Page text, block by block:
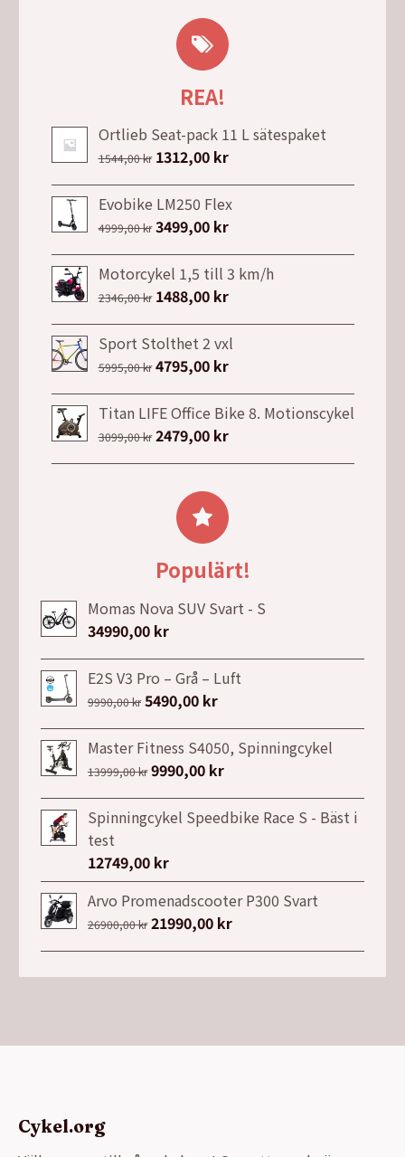
REA!
Ortlieb Seat-pack 11 L sätespaket
1544,00kr Det
ursprungliga
priset
var:
1312,00 krDet
nuvarande
priset
är:
Evobike LM250 Flex
4999,00kr Det
ursprungliga
priset
var:
3499,00 krDet
nuvarande
priset
är:
Motorcykel 1,5 till 3 km/h
2346,00kr Det
ursprungliga
priset
var:
1488,00 krDet
nuvarande
priset
är:
Sport Stolthet 2 vxl
5995,00kr Det
ursprungliga
priset
var:
4795,00 krDet
nuvarande
priset
är:
Titan LIFE Office Bike 8. Motionscykel
3099,00kr Det
ursprungliga
var:
3099,00 kr.
2479,00 krDet
nuvarande
2479,00 kr.
Populärt!
Momas Nova SUV Svart - S
34990,00 kr
E2S V3 Pro – Grå – Luft
9990,00kr Det
priset
var:
5490,00 krDet
priset
är:
Master Fitness S4050, Spinningcykel
13999,00kr Det
priset
13999,00 kr.
9990,00 krDet
priset
Spinningcykel Speedbike Race S - Bäst i
test
12749,00 kr
Arvo Promenadscooter P300 Svart
26900,00kr Det
21990,00 krDet
Cykel.org